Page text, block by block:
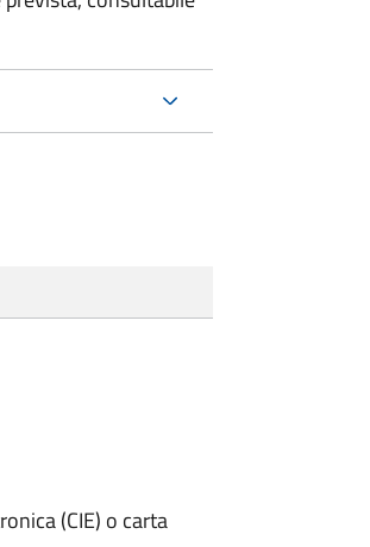
(CIE) o carta